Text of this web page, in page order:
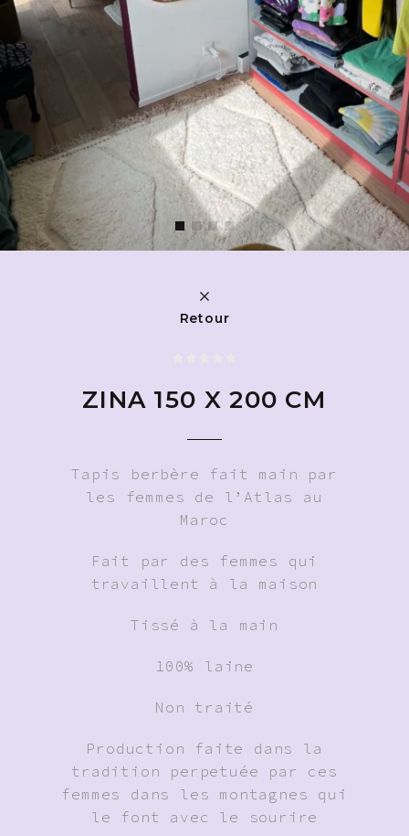
Retour
ZINA 150 X 200 CM
Tapis berbère fait main par
les femmes de l’Atlas au
Maroc
Fait par des femmes qui
travaillent à la maison
Tissé à la main
100% laine
Non traité
Production faite dans la
tradition perpetuée par ces
femmes dans les montagnes qui
le font avec le sourire